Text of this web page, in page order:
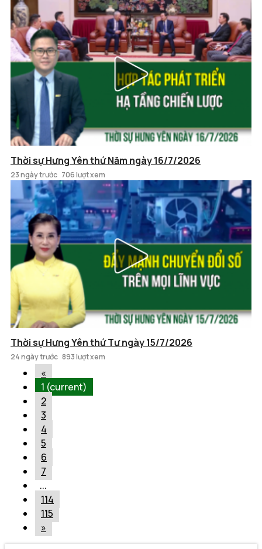
Thời sự Hưng Yên thứ Năm ngày 16/7/2026
23 ngày trước 706 lượt xem
Thời sự Hưng Yên thứ Tư ngày 15/7/2026
24 ngày trước 893 lượt xem
«
1 (current)
2
3
4
5
6
7
...
114
115
»